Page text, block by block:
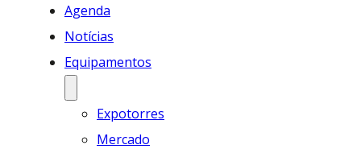
Agenda
Notícias
Equipamentos
Expotorres
Mercado